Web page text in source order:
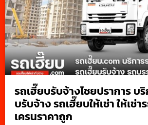
รถเฮี๊ยบรับจ้างไชยปราการ บ
บรับจ้าง รถเฮี๊ยบให้เช่า ให้เช่
เครนราคาถูก